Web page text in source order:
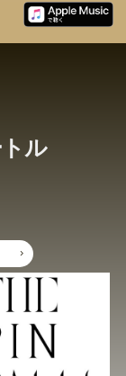
ル